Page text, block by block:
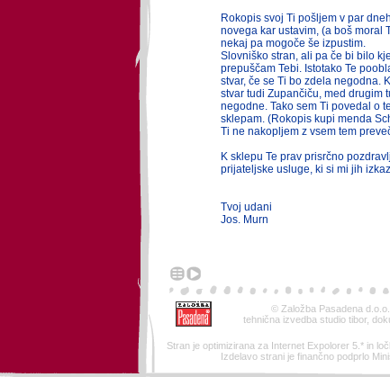
Rokopis svoj Ti pošljem v par
novega kar ustavim, (a boš moral
nekaj pa mogoče še izpustim.
Slovniško stran, ali pa če bi bilo
prepuščam Tebi. Istotako Te
stvar, če se Ti bo zdela negodna.
stvar tudi Zupančiču, med drugim
negodne. Tako sem Ti povedal o
sklepam. (Rokopis kupi menda
Ti ne nakopljem z vsem tem
K sklepu Te prav prisrčno
prijateljske usluge, ki si mi jih
Tvoj udani
Jos. Murn
© Založba Pasadena
tehnična izvedba studio tibor,
Stran je optimizirana za Internet Expolorer 5.* in
Izdelavo strani je finančno podprlo